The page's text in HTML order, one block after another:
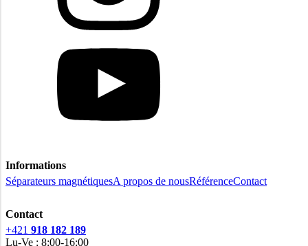
Informations
Séparateurs magnétiquesA propos de nousRéférenceContact
Contact
+421 918 182 189
Lu-Ve : 8:00-16:00